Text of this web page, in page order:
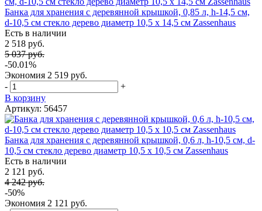
Банка для хранения с деревянной крышкой, 0,85 л, h-14,5 см,
d-10,5 см стекло дерево диаметр 10,5 х 14,5 см Zassenhaus
Есть в наличии
2 518 руб.
5 037 руб.
-50.01%
Экономия 2 519 руб.
-
+
В корзину
Артикул: 56457
Банка для хранения с деревянной крышкой, 0,6 л, h-10,5 см, d-
10,5 см стекло дерево диаметр 10,5 х 10,5 см Zassenhaus
Есть в наличии
2 121 руб.
4 242 руб.
-50%
Экономия 2 121 руб.